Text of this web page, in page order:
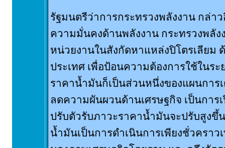
รัฐมนตรีว่าการกระทรวงพลังงาน กล่าว
ความมั่นคงด้านพลังงาน กระทรวงพลั
หน่วยงานในสังกัดหาแหล่งปิโตรเลียม
ประเทศ เพื่อป้อนความต้องการใช้ในระ
ราคาน้ำมันก็เป็นส่วนหนึ่งของแผนการ
ลดความผันผวนด้านเศรษฐกิจ เป็นการ
ปรับตัวรับภาวะราคาน้ำมันจะปรับสูงขึ้
น้ำมันเป็นการดำเนินการเพียงชั่วคราว